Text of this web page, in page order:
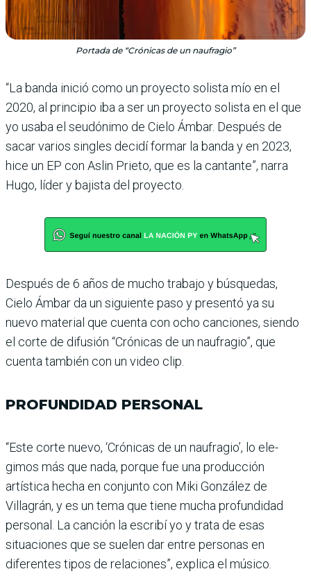
Portada de “Crónicas de un naufragio”
“La banda inició como un proyecto solista mío en el
2020, al principio iba a ser un proyecto solista en el que
yo usaba el seudónimo de Cielo Ámbar. Después de
sacar varios singles decidí formar la banda y en 2023,
hice un EP con Aslin Prieto, que es la cantante”, narra
Hugo, líder y bajista del pro­yecto.
Después de 6 años de mucho trabajo y búsquedas,
Cielo Ámbar da un siguiente paso y presentó ya su
nuevo mate­rial que cuenta con ocho canciones, siendo
el corte de difusión “Crónicas de un naufragio”, que
cuenta tam­bién con un video clip.
PROFUNDIDAD PERSONAL
“Este corte nuevo, ‘Cróni­cas de un naufragio’, lo ele­
gimos más que nada, porque fue una producción
artística hecha en conjunto con Miki González de
Villagrán, y es un tema que tiene mucha profundidad
personal. La canción la escribí yo y trata de esas
situaciones que se suelen dar entre personas en
diferentes tipos de rela­ciones”, explica el músico.